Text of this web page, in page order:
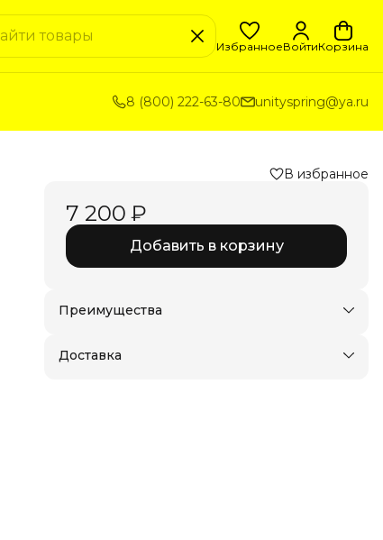
ИзбранноеВойтиКорзина
8 (800) 222-63-80 unityspring@ya.ru
В избранное
7 200 ₽
Добавить в корзину
Преимущества
Доставка в пункты выдачи или до двери
Доставка